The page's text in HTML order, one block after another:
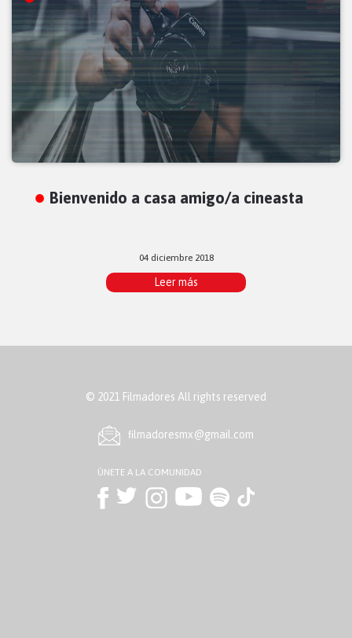
Bienvenido a casa amigo/a cineasta
04 diciembre 2018
Leer más
© 2021 Filmadores All rights reserved
ﬁlmadoresmx@gmail.com
ÚNETE A LA COMUNIDAD